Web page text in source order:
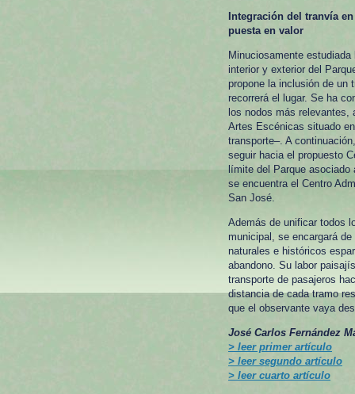
Integración del tranvía
puesta en valor
Minuciosamente
interior y exterior del
propone la inclusión de un
recorrerá el lugar. Se ha
los nodos más
Artes Escénicas situado
transporte–. A
seguir hacia el propuesto
límite del Parque
se encuentra el Centro
San José.
Además de unificar todos
municipal, se encargará
naturales e históricos
abandono. Su labor
transporte de pasajeros
distancia de cada tramo
que el observante vaya
José Carlos Fernández
> leer primer artículo
> leer segundo artículo
> leer cuarto artículo